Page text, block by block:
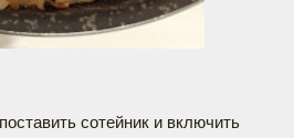
сотейник и включить